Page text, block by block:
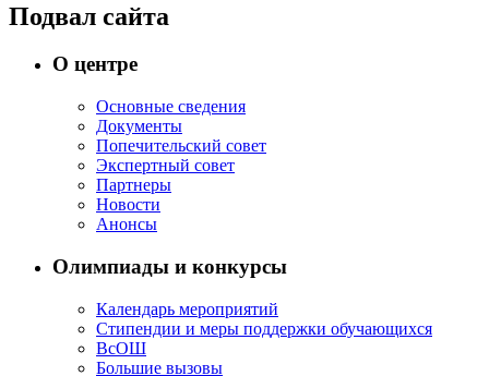
Подвал сайта
О центре
Основные сведения
Документы
Попечительский совет
Экспертный совет
Партнеры
Новости
Анонсы
Олимпиады и конкурсы
Календарь мероприятий
Стипендии и меры поддержки обучающихся
ВсОШ
Большие вызовы